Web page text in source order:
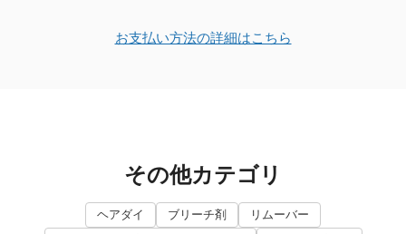
お支払い方法の詳細はこちら
その他カテゴリ
ヘアダイ ブリーチ剤
リムーバー